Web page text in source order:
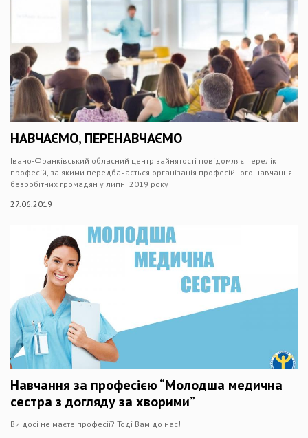
НАВЧАЄМО, ПЕРЕНАВЧАЄМО
Івано-Франківський обласний центр зайнятості повідомляє перелік
професій, за якими передбачається організація професійного навчання
безробітних громадян у липні 2019 року
27.06.2019
Навчання за професією “Молодша медична
сестра з догляду за хворими”
Ви досі не маєте професії? Тоді Вам до нас!